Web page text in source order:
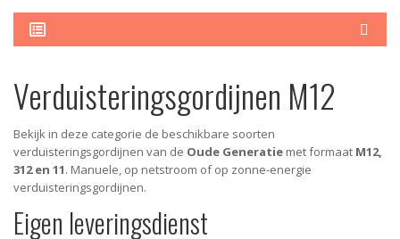
Verduisteringsgordijnen M12
Bekijk in deze categorie de beschikbare soorten
verduisteringsgordijnen van de Oude Generatie met formaat M12,
312 en 11. Manuele, op netstroom of op zonne-energie
verduisteringsgordijnen.
Eigen leveringsdienst